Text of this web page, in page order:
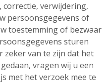
verwijdering,
persoonsgegevens of
toestemming of bezwaar
sturen
zeker van te zijn dat het
vragen wij u een
met het verzoek mee te